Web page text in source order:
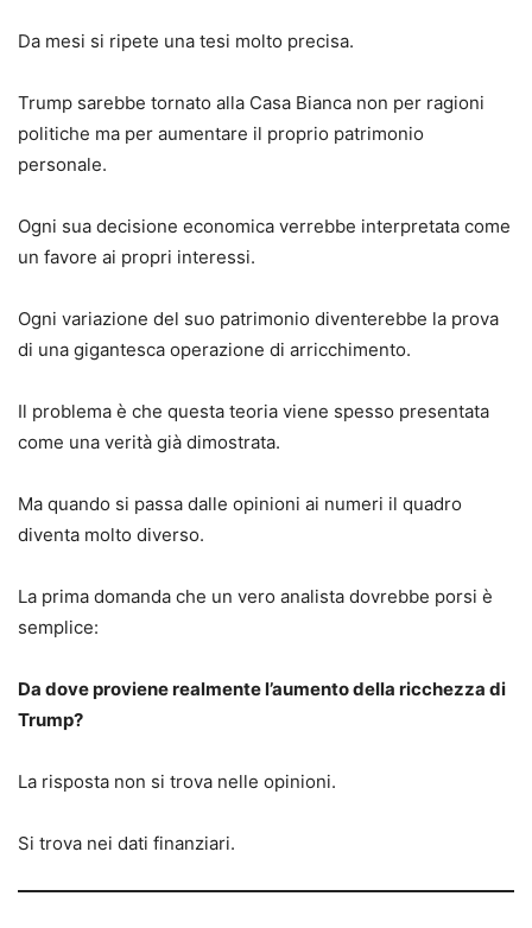
Da mesi si ripete una tesi molto precisa.
Trump sarebbe tornato alla Casa Bianca non per ragioni
politiche ma per aumentare il proprio patrimonio
personale.
Ogni sua decisione economica verrebbe interpretata come
un favore ai propri interessi.
Ogni variazione del suo patrimonio diventerebbe la prova
di una gigantesca operazione di arricchimento.
Il problema è che questa teoria viene spesso presentata
come una verità già dimostrata.
Ma quando si passa dalle opinioni ai numeri il quadro
diventa molto diverso.
La prima domanda che un vero analista dovrebbe porsi è
semplice:
Da dove proviene realmente l’aumento della ricchezza di
Trump?
La risposta non si trova nelle opinioni.
Si trova nei dati finanziari.